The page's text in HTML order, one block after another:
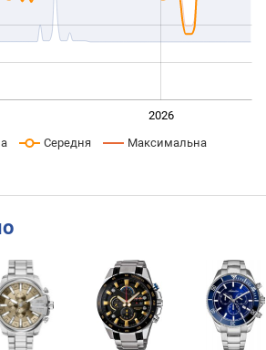
2026
Середня Максимальна